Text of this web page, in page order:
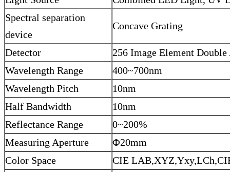
Spectral separation
device
Concave Grating
Detector
256 Image Element
Wavelength Range
400~700nm
Wavelength Pitch
10nm
Half Bandwidth
10nm
Reflectance Range
0~200%
Measuring Aperture
Φ20mm
Color Space
CIE